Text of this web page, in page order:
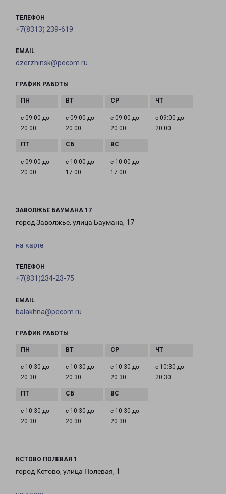
ТЕЛЕФОН
+7(8313) 239-619
EMAIL
dzerzhinsk@pecom.ru
ГРАФИК РАБОТЫ
с 09:00 до
20:00
с 09:00 до
20:00
с 09:00 до
20:00
с 09:00 до
20:00
с 09:00 до
20:00
с 10:00 до
17:00
с 10:00 до
17:00
ЗАВОЛЖЬЕ БАУМАНА 17
город Заволжье, улица Баумана, 17
на карте
ТЕЛЕФОН
+7(831)234-23-75
EMAIL
balakhna@pecom.ru
ГРАФИК РАБОТЫ
с 10:30 до
20:30
с 10:30 до
20:30
с 10:30 до
20:30
с 10:30 до
20:30
с 10:30 до
20:30
с 10:30 до
20:30
с 10:30 до
20:30
КСТОВО ПОЛЕВАЯ 1
город Кстово, улица Полевая, 1